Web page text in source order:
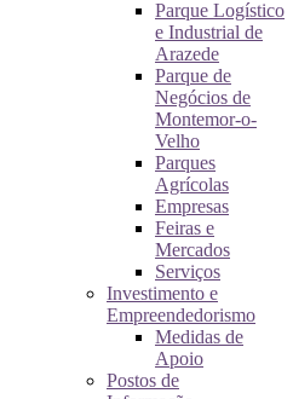
Parque Logístico
e Industrial de
Arazede
Parque de
Negócios de
Montemor-o-
Velho
Parques
Agrícolas
Empresas
Feiras e
Mercados
Serviços
Investimento e
Empreendedorismo
Medidas de
Apoio
Postos de